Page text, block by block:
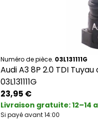
Numéro de pièce. 03L131111G
Audi A3 8P 2.0 TDI
03L131111G
23,95 €
Livraison gratuite:12–14
Si payé avant 14:00